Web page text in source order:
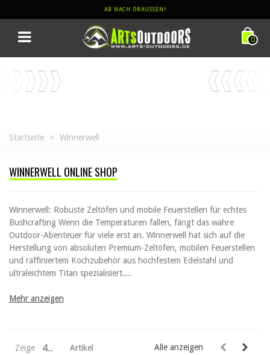
AB NACH DRAUSSEN!
0
Startseite > Winnerwell
WINNERWELL ONLINE SHOP
Winnerwell: Robuste Zeltöfen und mobile Feuerstellen für echtes
Bushcrafting Wenn die Temperaturen fallen, fängt das wahre
Outdoor-Abenteuer für viele erst an. Winnerwell hat sich auf die
Herstellung von absoluten Premium-Zeltöfen, mobilen Feuerstellen
und raffiniertem Kochzubehör aus hochfestem Edelstahl und
ultraleichtem Titan spezialisiert....
Mehr anzeigen
Zeige 44 Artikel Alle anzeigen